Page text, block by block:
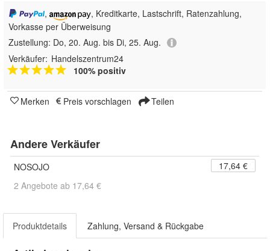
,
, Kreditkarte, Lastschrift, Ratenzahlung,
Vorkasse per Überweisung
Zustellung: Do, 20. Aug. bis Di, 25. Aug.
Verkäufer: Handelszentrum24
100% positiv
Merken Preis vorschlagen Teilen
Andere Verkäufer
NOSOJO
17,64 €
2 Angebote ab 17,64 €
Produktdetails Zahlung, Versand & Rückgabe